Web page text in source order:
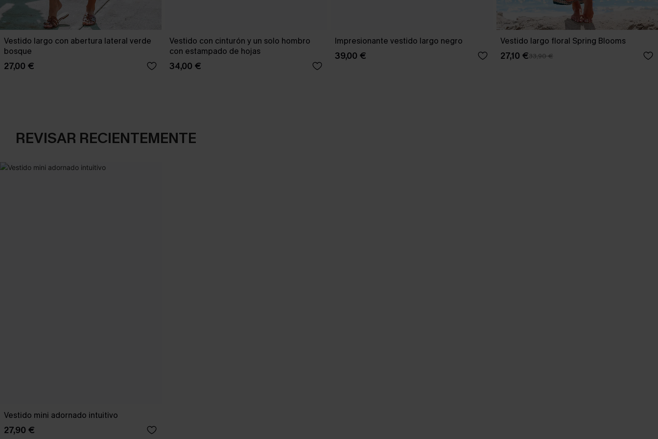
Vestido largo con abertura lateral verde
bosque
27,00 €
Vestido con cinturón y un solo hombro
con estampado de hojas
34,00 €
Impresionante vestido largo negro
39,00 €
Vestido largo floral Spring Blooms
27,10 €33,90 €
REVISAR RECIENTEMENTE
Vestido mini adornado intuitivo
27,90 €